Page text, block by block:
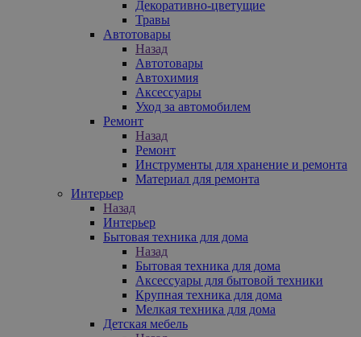
Декоративно-цветущие
Травы
Автотовары
Назад
Автотовары
Автохимия
Аксессуары
Уход за автомобилем
Ремонт
Назад
Ремонт
Инструменты для хранение и ремонта
Материал для ремонта
Интерьер
Назад
Интерьер
Бытовая техника для дома
Назад
Бытовая техника для дома
Аксессуары для бытовой техники
Крупная техника для дома
Мелкая техника для дома
Детская мебель